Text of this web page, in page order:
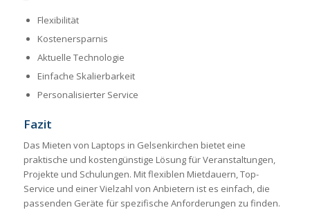
Flexibilität
Kostenersparnis
Aktuelle Technologie
Einfache Skalierbarkeit
Personalisierter Service
Fazit
Das Mieten von Laptops in Gelsenkirchen bietet eine
praktische und kostengünstige Lösung für Veranstaltungen,
Projekte und Schulungen. Mit flexiblen Mietdauern, Top-
Service und einer Vielzahl von Anbietern ist es einfach, die
passenden Geräte für spezifische Anforderungen zu finden.